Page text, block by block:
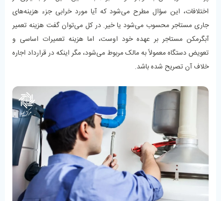
اختلافات، این سؤال مطرح می‌شود که آیا مورد خرابی جزء هزینه‌های
جاری مستاجر محسوب می‌شود یا خیر. در کل می‌توان گفت هزینه تعمیر
آبگرمکن مستاجر بر عهده خود اوست، اما هزینه تعمیرات اساسی و
تعویض دستگاه معمولاً به مالک مربوط می‌شود، مگر اینکه در قرارداد اجاره
خلاف آن تصریح شده باشد.